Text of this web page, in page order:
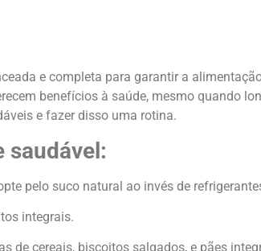
e completa para garantir a
benefícios à saúde, mesmo quando
e fazer disso uma rotina.
saudável:
pelo suco natural ao invés de
integrais.
de cereais, biscoitos salgados, e pães